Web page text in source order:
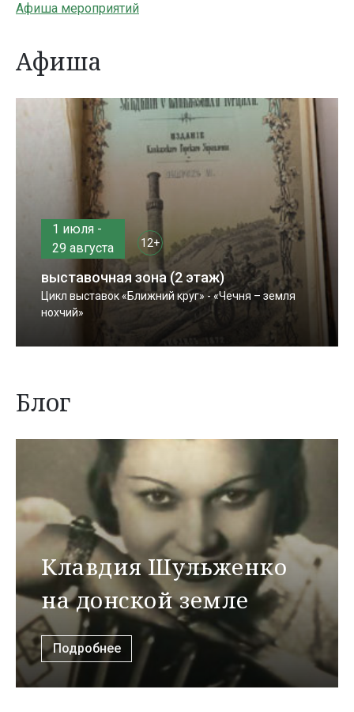
Афиша мероприятий
Афиша
1 июля -
29 августа
12+
выставочная зона (2 этаж)
Цикл выставок «Ближний круг» - «Чечня – земля
нохчий»
Блог
Клавдия Шульженко
на донской земле
Подробнее